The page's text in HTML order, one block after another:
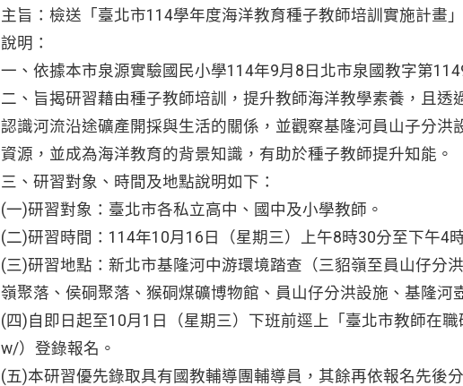
主旨：檢送「臺北市114學年度海洋教育種子教師培訓實施計畫
說明：
一、依據本市泉源實驗國民小學114年9月8日北市泉國教字第
二、旨揭研習藉由種子教師培訓，提升教師海洋教學素養，且透
認識河流沿途礦產開採與生活的關係，並觀察基隆河員山子分洪
資源，並成為海洋教育的背景知識，有助於種子教師提升知能。
三、研習對象、時間及地點說明如下：
(一)研習對象：臺北市各私立高中、國中及小學教師。
(二)研習時間：114年10月16日（星期三）上午8時30分至下午4
(三)研習地點：新北市基隆河中游環境踏查（三貂嶺至員山仔分
嶺聚落、侯硐聚落、猴硐煤礦博物館、員山仔分洪設施、基隆河
(四)自即日起至10月1日（星期三）下班前逕上「臺北市教師在
w/）登錄報名。
(五)本研習優先錄取具有國教輔導團輔導員，其餘再依報名先後